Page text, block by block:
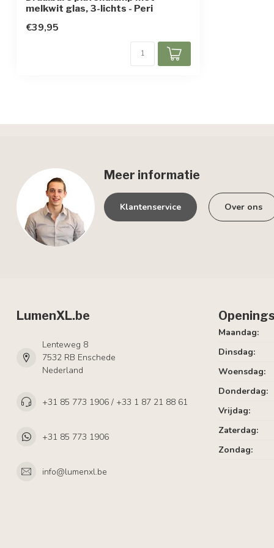
melkwit glas, 3-lichts - Peri
€39,95
Meer informatie
Klantenservice Over ons
LumenXL.be
Lenteweg 8
7532 RB Enschede
Nederland
+31 85 773 1906 / +33 1 87 21 88 61
+31 85 773 1906
info@lumenxl.be
Maandag:
Dinsdag:
Woensdag:
Donderdag:
Vrijdag:
Zaterdag:
Zondag: